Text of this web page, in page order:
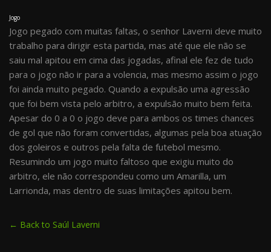
Jogo
Jogo pegado com muitas faltas, o senhor Laverni deve muito
trabalho para dirigir esta partida, mas até que ele não se
saiu mal apitou em cima das jogadas, afinal ele fez de tudo
para o jogo não ir para a volencia, mas mesmo assim o jogo
foi ainda muito pegado. Quando a expulsão uma agressão
que foi bem vista pelo arbitro, a expulsão muito bem feita.
Apesar do 0 a 0 o jogo deve para ambos os times chances
de gol que não foram convertidas, algumas pela boa atuação
dos goleiros e outros pela falta de futebol mesmo.
Resumindo um jogo muito faltoso que exigiu muito do
arbitro, ele não correspondeu como um Amarilla, um
Larrionda, mas dentro de suas limitações apitou bem.
← Back to Saúl Laverni